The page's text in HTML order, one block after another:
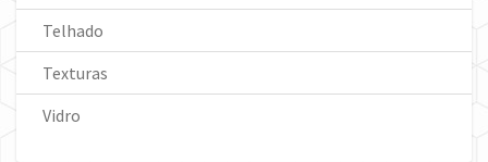
Telhado
Texturas
Vidro